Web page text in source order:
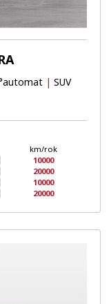
| SUV
km/rok
10000
20000
10000
20000